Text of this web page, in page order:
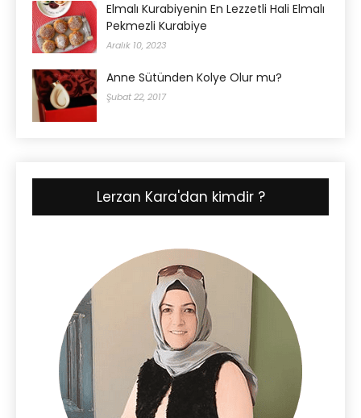
Elmalı Kurabiyenin En Lezzetli Hali Elmalı
Pekmezli Kurabiye
Aralık 10, 2023
Anne Sütünden Kolye Olur mu?
Şubat 22, 2017
Lerzan Kara'dan kimdir ?